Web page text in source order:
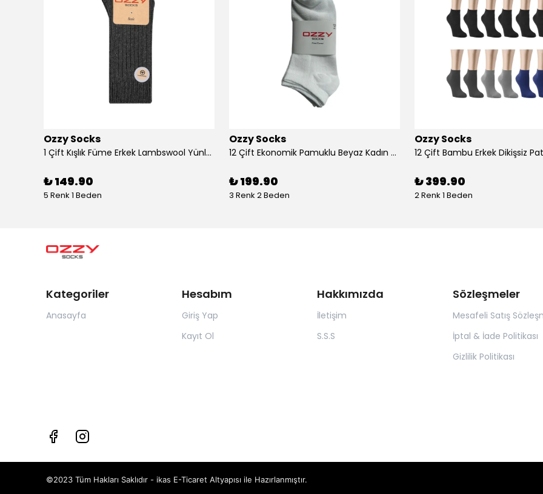
Ozzy Socks
1 Çift Kışlık Füme Erkek Lambswool Yünlü Uyku Çorabı Soft Touch
₺ 149.90
5 Renk 1 Beden
Ozzy Socks
12 Çift Ekonomik Pamuklu Beyaz Kadın Patik
₺ 199.90
3 Renk 2 Beden
Ozzy Socks
₺ 399.90
2 Renk 1 Beden
Kategoriler
Anasayfa
Hesabım
Giriş Yap
Kayıt Ol
Hakkımızda
İletişim
S.S.S
Sözleşmeler
Mesafeli Satış
İptal & İade Politikası
Gizlilik Politikası
©2023 Tüm Hakları Saklıdır - ikas E-Ticaret Altyapısı ile Hazırlanmıştır.